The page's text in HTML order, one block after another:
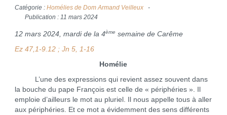
Catégorie : Homélies de Dom Armand Veilleux
Publication : 11 mars 2024
12 mars 2024, mardi de la 4ème semaine de Carême
Ez 47,1-9.12 ; Jn 5, 1-16
Homélie
L’une des expressions qui revient assez souvent dans
la bouche du pape François est celle de « périphéries ». Il
emploie d’ailleurs le mot au pluriel. Il nous appelle tous à aller
aux périphéries. Et ce mot a évidemment des sens différents